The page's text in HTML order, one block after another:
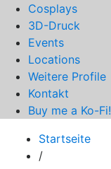
Cosplays
3D-Druck
Events
Locations
Weitere Profile
Kontakt
Buy me a Ko-Fi!
Startseite
/